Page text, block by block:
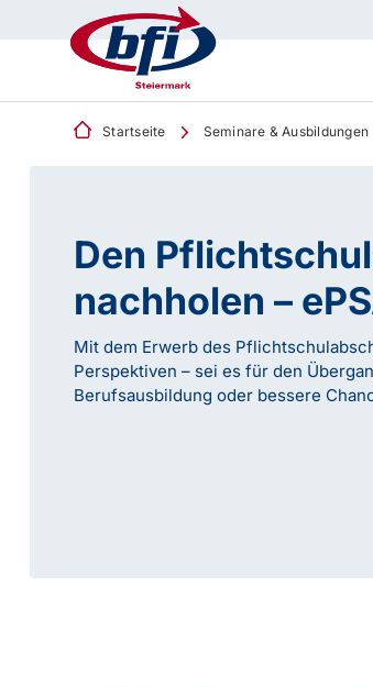
Startseite Seminare & Ausbildungen
Den
nachholen –
Mit dem Erwerb des
Perspektiven – sei es für den
Berufsausbildung oder bessere